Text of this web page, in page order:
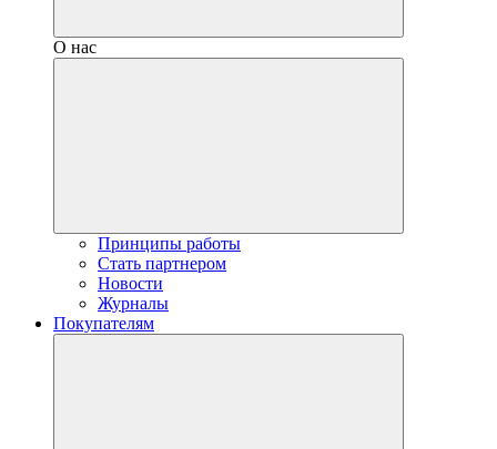
О нас
Принципы работы
Стать партнером
Новости
Журналы
Покупателям